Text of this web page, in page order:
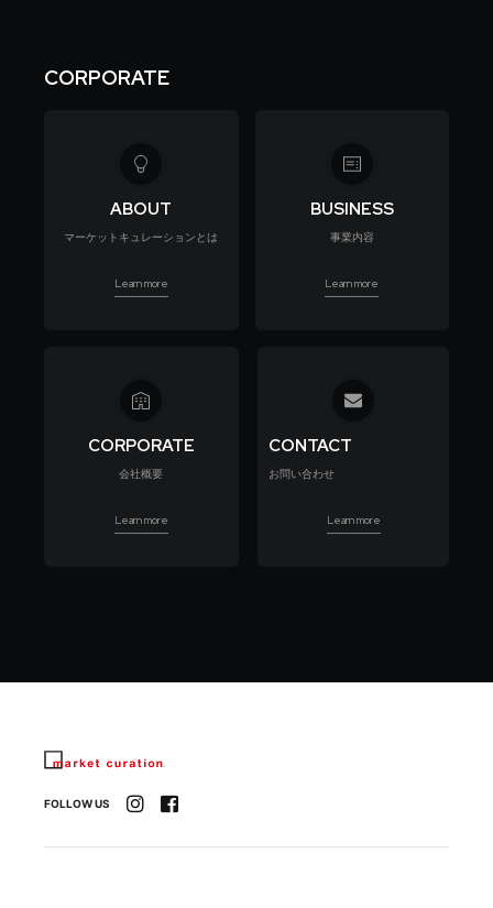
CORPORATE
ABOUT
マーケットキュレーションとは
Learn more
BUSINESS
事業内容
Learn more
CORPORATE
会社概要
Learn more
CONTACT
お問い合わせ
Learn more
FOLLOW US